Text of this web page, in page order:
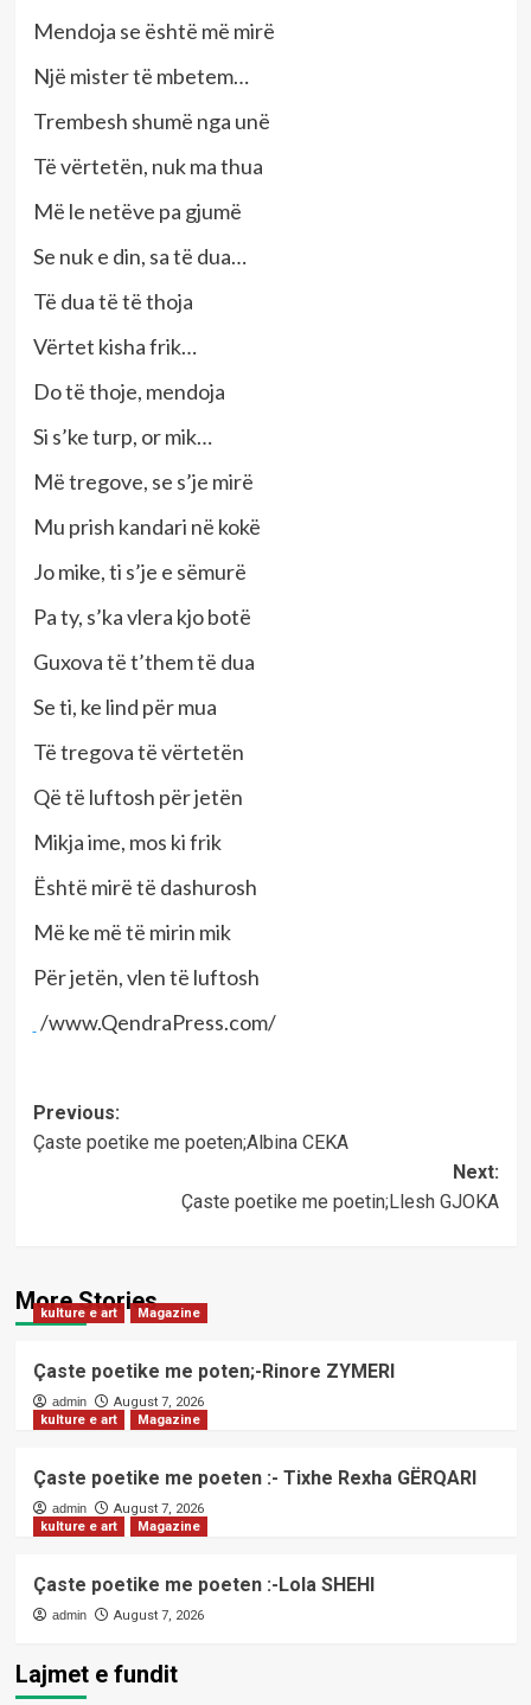
Mendoja se është më mirë
Një mister të mbetem…
Trembesh shumë nga unë
Të vërtetën, nuk ma thua
Më le netëve pa gjumë
Se nuk e din, sa të dua…
Të dua të të thoja
Vërtet kisha frik…
Do të thoje, mendoja
Si s’ke turp, or mik…
Më tregove, se s’je mirë
Mu prish kandari në kokë
Jo mike, ti s’je e sëmurë
Pa ty, s’ka vlera kjo botë
Guxova të t’them të dua
Se ti, ke lind për mua
Të tregova të vërtetën
Që të luftosh për jetën
Mikja ime, mos ki frik
Është mirë të dashurosh
Më ke më të mirin mik
Për jetën, vlen të luftosh
/www.QendraPress.com/
Post
navigation
Previous:
Çaste poetike me poeten;Albina CEKA
Next:
Çaste poetike me poetin;Llesh GJOKA
More Stories
kulture e art Magazine
Çaste poetike me poten;-Rinore ZYMERI
admin
August 7, 2026
kulture e art
Magazine
Çaste poetike me poeten :- Tixhe Rexha GËRQARI
admin
August 7, 2026
kulture e art
Magazine
Çaste poetike me poeten :-Lola SHEHI
admin August 7, 2026
Lajmet e fundit